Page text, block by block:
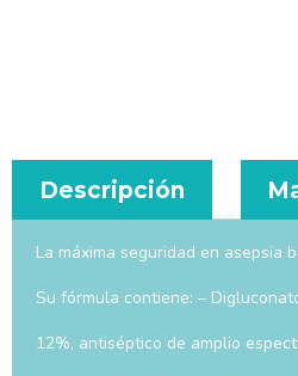
Descripción
La máxima seguridad en asepsia
Su fórmula contiene: –
12%, antiséptico de amplio